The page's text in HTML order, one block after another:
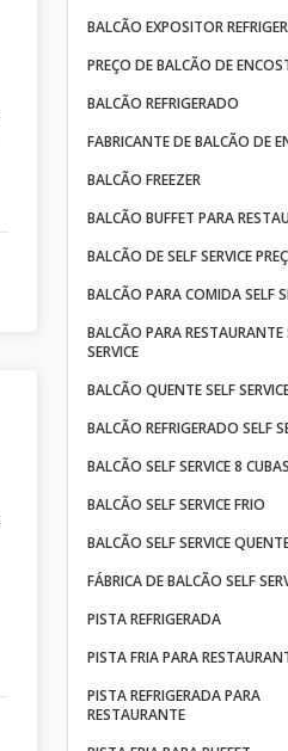
BALCÃO EXPOSITOR
PREÇO DE BALCÃO DE
BALCÃO REFRIGERADO
FABRICANTE DE BALCÃO DE
BALCÃO FREEZER
BALCÃO BUFFET PARA
BALCÃO DE SELF SERVICE
BALCÃO PARA COMIDA SELF
BALCÃO PARA RESTAURANTE
SERVICE
BALCÃO QUENTE SELF
BALCÃO REFRIGERADO SELF
BALCÃO SELF SERVICE 8 CUBAS
BALCÃO SELF SERVICE FRIO
BALCÃO SELF SERVICE
FÁBRICA DE BALCÃO SELF
PISTA REFRIGERADA
PISTA FRIA PARA
PISTA REFRIGERADA PARA
RESTAURANTE